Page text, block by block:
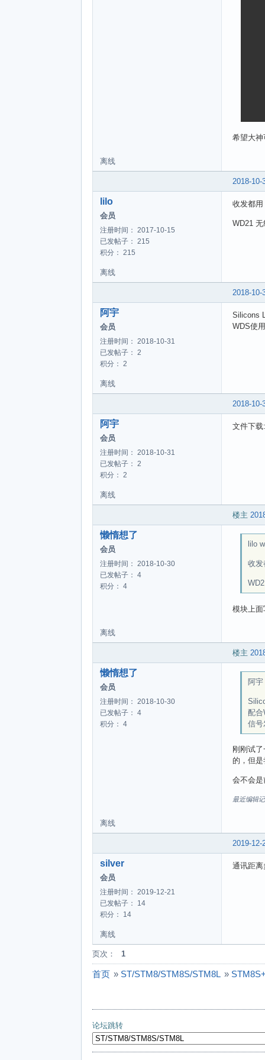
///////////////////1.2kbps 设定
phyWrite(0x70, 0x2c); //
phyWrite(0x73,
phyWrite(0x74, 0x00);
phyWrite(0x09,
phyWrite(0x6d,
phyWrite(0x30, 0xac);
phyWrite(0x33,
phyWrite(0x34, 0x08);
phyWrite(0x36,
phyWrite(0x37,
phyWrite(0x38,
phyWrite(0x39,
phyWrite(0x3a, 0x00);
phyWrite(0x3b,
phyWrite(0x3c, 0x00);
phyWrite(0x3f,
phyWrite(0x41,
phyWrite(0x42,
phyWrite(0x45,
phyWrite(0x46,
//
//
希望大
离线
2018-10-
lilo
会员
注册时间： 2017-10-15
已发帖子： 215
积分： 215
收发都
WD21
离线
2018-10-
阿宇
会员
注册时间： 2018-10-31
已发帖子： 2
积分： 2
Silicons
WDS使
离线
2018-10-
阿宇
会员
注册时间： 2018-10-31
已发帖子： 2
积分： 2
文件下
离线
楼主
懒惰想了
会员
注册时间： 2018-10-30
已发帖子： 4
积分： 4
lilo
收发
模块上
离线
楼主
懒惰想了
会员
注册时间： 2018-10-30
已发帖子： 4
积分： 4
阿宇
配合
信号
刚刚试
的，但
会不会
最近编辑
离线
2019-12-
silver
会员
注册时间： 2019-12-21
已发帖子： 14
积分： 14
通讯距离
离线
页次： 1
首页 » ST/STM8/STM8S/STM8L »
论坛跳转